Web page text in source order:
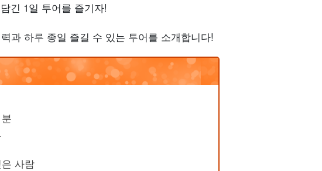
긴 1일 투어를 즐기자!
과 하루 종일 즐길 수 있는 투어를 소개합니다!
사람